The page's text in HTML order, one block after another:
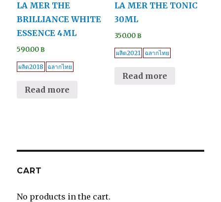
LA MER THE
BRILLIANCE WHITE
ESSENCE 4ML
590.00฿
ผลิต2018 ฉลากไทย
Read more
LA MER THE TONIC
30ML
350.00฿
ผลิต2021 ฉลากไทย
Read more
CART
No products in the cart.